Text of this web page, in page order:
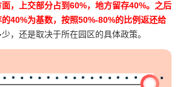
，上交部分占到60%，地方留存40%。之后
40%为基数，按照50%-80%的比例返还给
，还是取决于所在园区的具体政策。